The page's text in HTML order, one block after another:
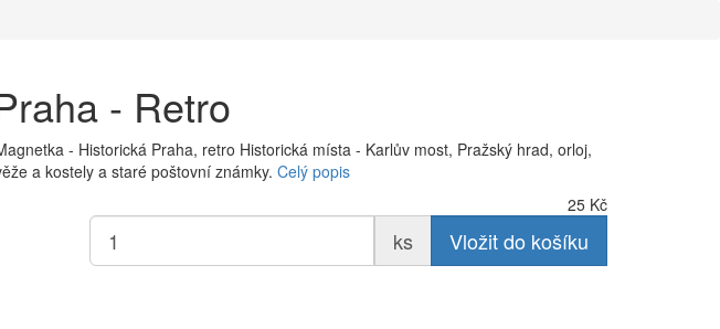
- Retro
- Historická Praha, retro Historická místa - Karlův most, Pražský hrad, orloj,
a kostely a staré poštovní známky. Celý popis
25 Kč
ks Vložit do košíku